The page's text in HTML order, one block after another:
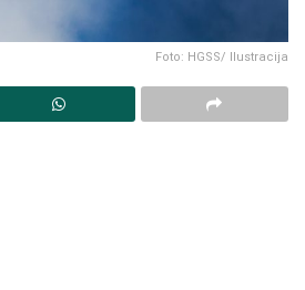
Foto: HGSS/ Ilustracija